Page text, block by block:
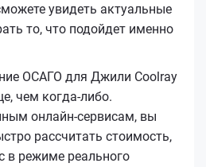
увидеть актуальные
то, что подойдет именно
ОСАГО для Джили Coolray
чем когда-либо.
онлайн-сервисам, вы
рассчитать стоимость,
в режиме реального